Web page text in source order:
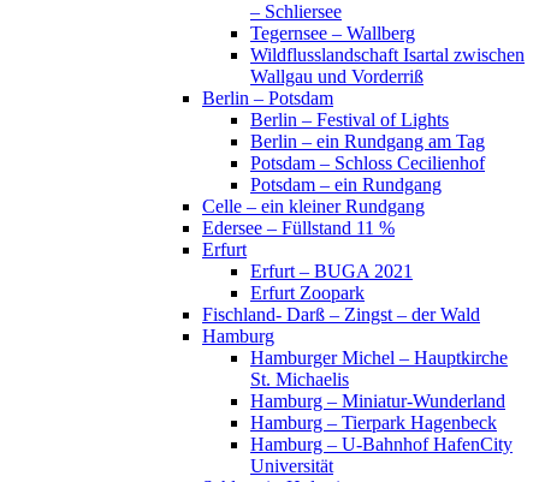
– Schliersee
Tegernsee – Wallberg
Wildflusslandschaft Isartal zwischen
Wallgau und Vorderriß
Berlin – Potsdam
Berlin – Festival of Lights
Berlin – ein Rundgang am Tag
Potsdam – Schloss Cecilienhof
Potsdam – ein Rundgang
Celle – ein kleiner Rundgang
Edersee – Füllstand 11 %
Erfurt
Erfurt – BUGA 2021
Erfurt Zoopark
Fischland- Darß – Zingst – der Wald
Hamburg
Hamburger Michel – Hauptkirche
St. Michaelis
Hamburg – Miniatur-Wunderland
Hamburg – Tierpark Hagenbeck
Hamburg – U-Bahnhof HafenCity
Universität